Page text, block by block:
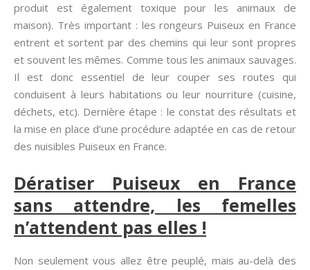
produit est également toxique pour les animaux de
maison). Très important : les rongeurs Puiseux en France
entrent et sortent par des chemins qui leur sont propres
et souvent les mêmes. Comme tous les animaux sauvages.
Il est donc essentiel de leur couper ses routes qui
conduisent à leurs habitations ou leur nourriture (cuisine,
déchets, etc). Dernière étape : le constat des résultats et
la mise en place d’une procédure adaptée en cas de retour
des nuisibles Puiseux en France.
Dératiser Puiseux en France
sans attendre, les femelles
n’attendent pas elles !
Non seulement vous allez être peuplé, mais au-delà des